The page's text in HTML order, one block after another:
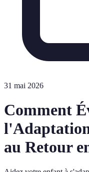
31 mai 2026
Comment
au Retour